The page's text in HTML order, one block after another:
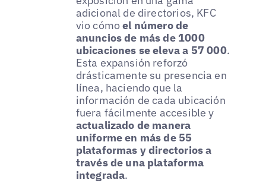
adicional de directorios, KFC
vio cómoel número de
anuncios de más de 1000
ubicaciones se eleva a 57 000.
Esta expansión reforzó
drásticamente su presencia en
línea, haciendo que la
información de cada ubicación
fuera fácilmente accesible y
actualizado de manera
uniforme en más de 55
plataformas y directorios a
través de una plataforma
integrada.